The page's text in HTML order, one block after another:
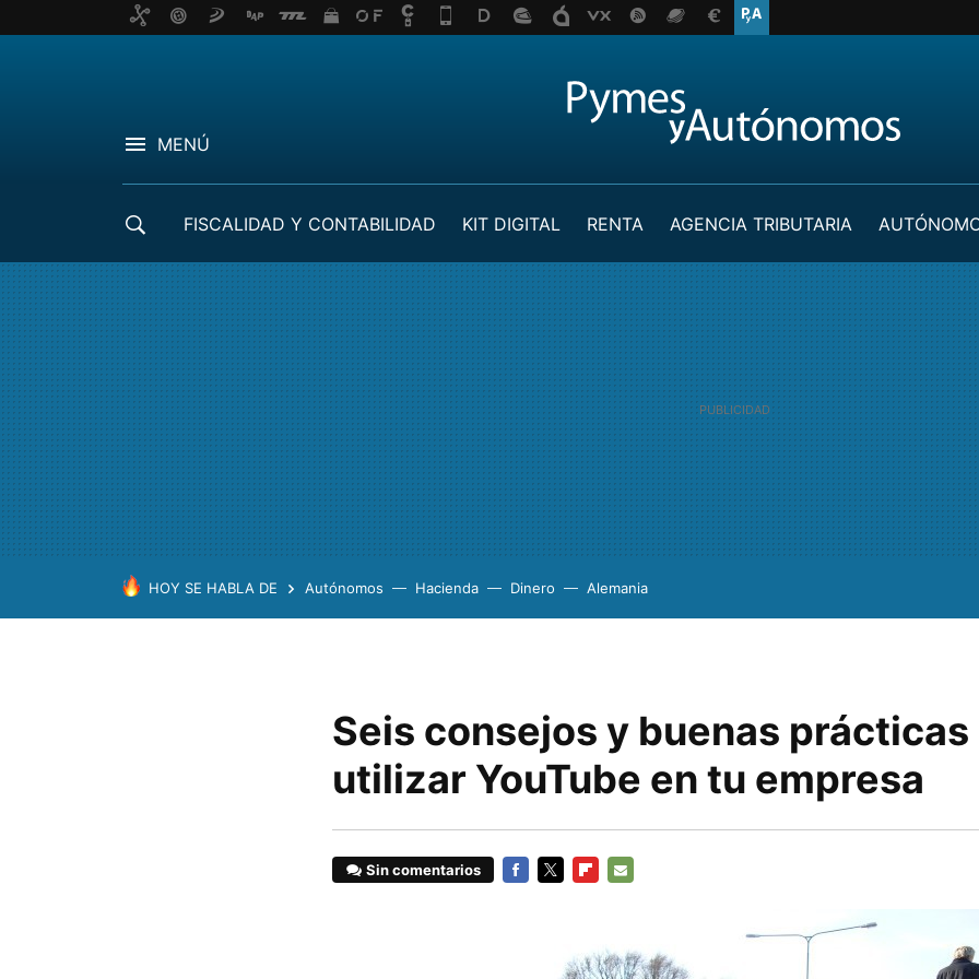
MENÚ
FISCALIDAD Y CONTABILIDAD KIT DIGITAL RENTA AGENCIA TRIBUTARIA
HOY SE HABLA DE Autónomos Hacienda Dinero Alemania
Seis consejos y buenas prácticas
utilizar YouTube en tu empresa
Sin comentarios